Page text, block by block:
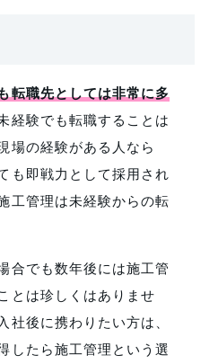
転職先としては非常に多
経験でも転職することは
場の経験がある人なら
も即戦力として採用され
工管理は未経験からの転
合でも数年後には施工管
とは珍しくはありませ
社後に携わりたい方は、
したら施工管理という選